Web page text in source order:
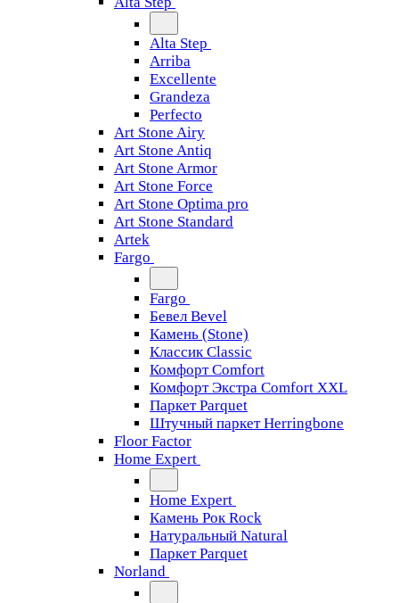
Alta Step
Arriba
Excellente
Grandeza
Perfecto
Art Stone Airy
Art Stone Antiq
Art Stone Armor
Art Stone Force
Art Stone Optima pro
Art Stone Standard
Artek
Fargo
Fargo
Бевел Bevel
Камень (Stone)
Классик Classic
Комфорт Comfort
Комфорт Экстра Comfort XXL
Паркет Parquet
Штучный паркет Herringbone
Floor Factor
Home Expert
Home Expert
Камень Рок Rock
Натуральный Natural
Паркет Parquet
Norland